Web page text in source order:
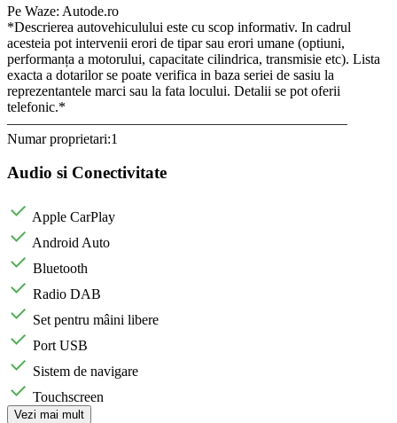
Pe Waze: Autode.ro
*Descrierea autovehiculului este cu scop informativ. In cadrul
acesteia pot intervenii erori de tipar sau erori umane (optiuni,
performanța a motorului, capacitate cilindrica, transmisie etc). Lista
exacta a dotarilor se poate verifica in baza seriei de sasiu la
reprezentantele marci sau la fata locului. Detalii se pot oferii
telefonic.*
————————————————————————
Numar proprietari:1
Audio si Conectivitate
Apple CarPlay
Android Auto
Bluetooth
Radio DAB
Set pentru mâini libere
Port USB
Sistem de navigare
Touchscreen
Vezi mai mult